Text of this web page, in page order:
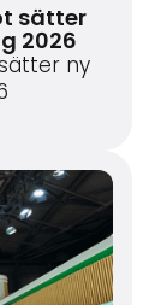
sätter
2026
ny